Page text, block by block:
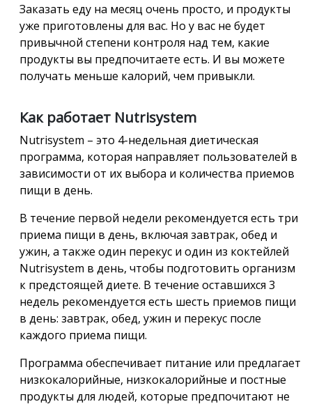
Заказать еду на месяц очень просто, и продукты
уже приготовлены для вас. Но у вас не будет
привычной степени контроля над тем, какие
продукты вы предпочитаете есть. И вы можете
получать меньше калорий, чем привыкли.
Как работает Nutrisystem
Nutrisystem – это 4-недельная диетическая
программа, которая направляет пользователей в
зависимости от их выбора и количества приемов
пищи в день.
В течение первой недели рекомендуется есть три
приема пищи в день, включая завтрак, обед и
ужин, а также один перекус и один из коктейлей
Nutrisystem в день, чтобы подготовить организм
к предстоящей диете. В течение оставшихся 3
недель рекомендуется есть шесть приемов пищи
в день: завтрак, обед, ужин и перекус после
каждого приема пищи.
Программа обеспечивает питание или предлагает
низкокалорийные, низкокалорийные и постные
продукты для людей, которые предпочитают не